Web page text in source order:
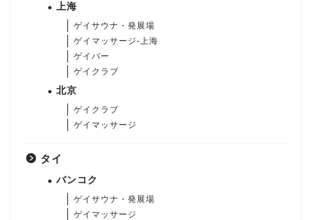
上海
ゲイサウナ・発展場
ゲイマッサージ-上海
ゲイバー
ゲイクラブ
北京
ゲイクラブ
ゲイマッサージ
タイ
バンコク
ゲイサウナ・発展場
ゲイマッサージ